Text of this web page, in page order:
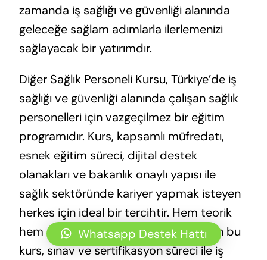
zamanda iş sağlığı ve güvenliği alanında
geleceğe sağlam adımlarla ilerlemenizi
sağlayacak bir yatırımdır.
Diğer Sağlık Personeli Kursu, Türkiye’de iş
sağlığı ve güvenliği alanında çalışan sağlık
personelleri için vazgeçilmez bir eğitim
programıdır. Kurs, kapsamlı müfredatı,
esnek eğitim süreci, dijital destek
olanakları ve bakanlık onaylı yapısı ile
sağlık sektöründe kariyer yapmak isteyen
herkes için ideal bir tercihtir. Hem teorik
hem de uygulamalı derslerle donatılan bu
kurs, sınav ve sertifikasyon süreci ile iş
Whatsapp Destek Hattı